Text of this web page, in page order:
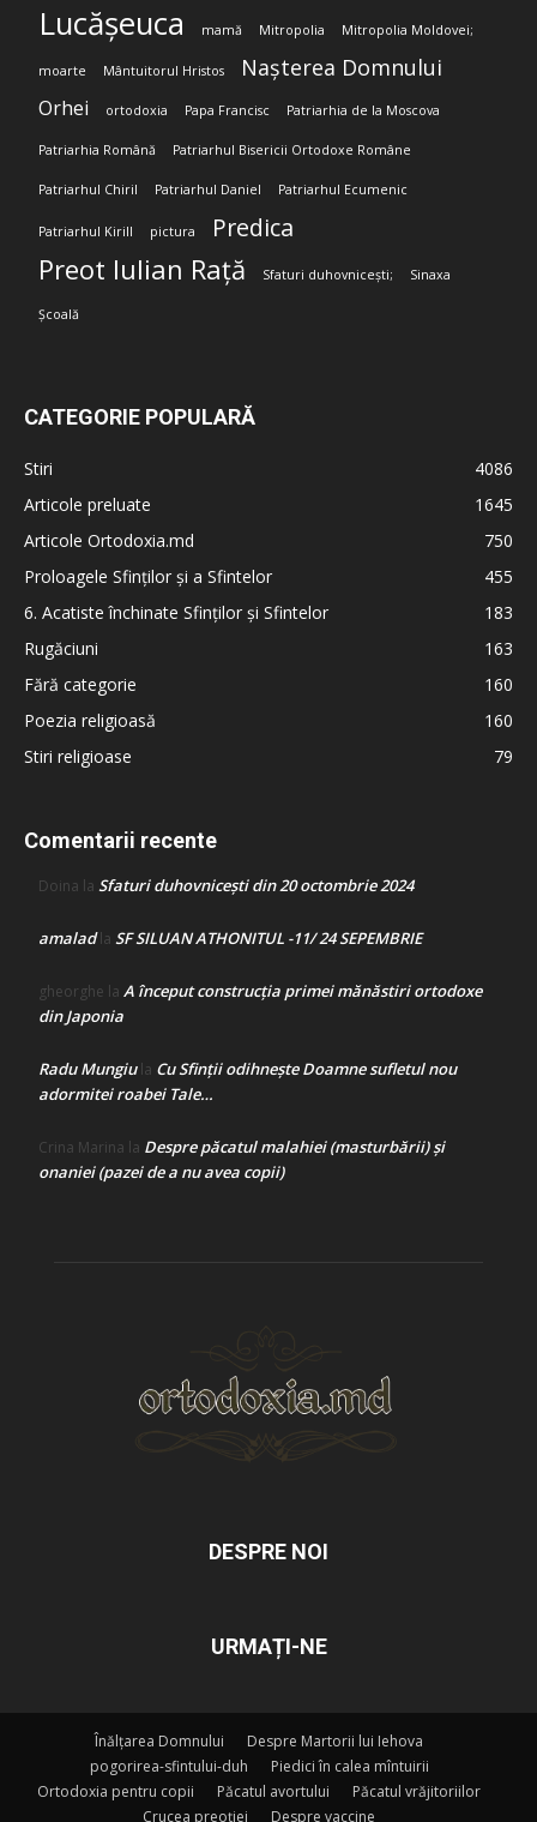
Lucășeuca mamă Mitropolia Mitropolia Moldovei;
moarte Mântuitorul Hristos Nașterea Domnului
Orhei ortodoxia Papa Francisc Patriarhia de la Moscova
Patriarhia Română Patriarhul Bisericii Ortodoxe Române
Patriarhul Chiril Patriarhul Daniel Patriarhul Ecumenic
Patriarhul Kirill pictura Predica
Preot Iulian Rață Sfaturi duhovnicești; Sinaxa
Școală
CATEGORIE POPULARĂ
Stiri
4086
Articole preluate
1645
Articole Ortodoxia.md
750
Proloagele Sfinților și a Sfintelor
455
6. Acatiste închinate Sfinților și Sfintelor
183
Rugăciuni
163
Fără categorie
160
Poezia religioasă
160
Stiri religioase
79
Comentarii recente
Doina la Sfaturi duhovnicești din 20 octombrie 2024
amaladla SF SILUAN ATHONITUL -11/ 24 SEPEMBRIE
gheorghe la A început construcţia primei mănăstiri ortodoxe
din Japonia
Radu Mungiula Cu Sfinții odihnește Doamne sufletul nou
adormitei roabei Tale…
Crina Marina la Despre păcatul malahiei (masturbării) şi
onaniei (pazei de a nu avea copii)
DESPRE NOI
URMAȚI-NE
Înălțarea Domnului
Despre Martorii lui Iehova
pogorirea-sfintului-duh
Piedici în calea mîntuirii
Ortodoxia pentru copii
Păcatul avortului
Păcatul vrăjitoriilor
Crucea preoției
Despre vaccine